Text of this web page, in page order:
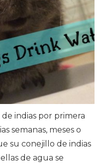
indias por primera
semanas, meses o
su conejillo de indias
de agua se